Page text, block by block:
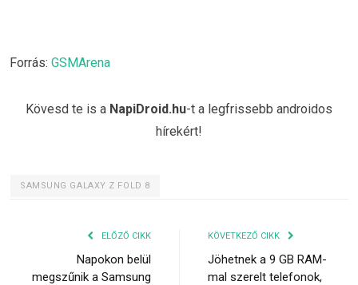
Forrás: GSMArena
Kövesd te is a NapiDroid.hu-t a legfrissebb androidos
hírekért!
SAMSUNG GALAXY Z FOLD 8
ELŐZŐ CIKK
Napokon belül
megszűnik a Samsung
KÖVETKEZŐ CIKK
Jöhetnek a 9 GB RAM-
mal szerelt telefonok,